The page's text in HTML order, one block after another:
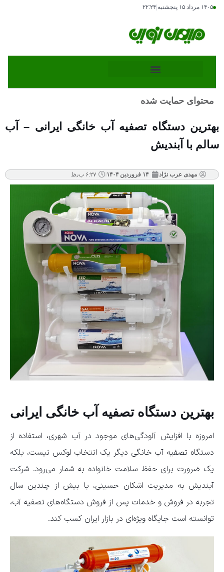
۱۴۰۵ مرداد ۱۵ پنجشنبه ۲۲:۲۴
محتوای حمایت شده
بهترین دستگاه تصفیه آب خانگی ایرانی – آب
سالم با آبندیش
مهدی عرب نژاد ۱۴ فروردین ۱۴۰۴ ۶:۲۷ ب٫ظ
بهترین دستگاه تصفیه آب خانگی ایرانی
امروزه با افزایش آلودگی‌های موجود در آب شهری، استفاده از
دستگاه تصفیه آب خانگی دیگر یک انتخاب لوکس نیست، بلکه
یک ضرورت برای حفظ سلامت خانواده به شمار می‌رود. شرکت
آبندیش به مدیریت اشکان حسینی، با بیش از چندین سال
تجربه در فروش و خدمات پس از فروش دستگاه‌های تصفیه آب،
توانسته است جایگاه ویژه‌ای در بازار ایران کسب کند.